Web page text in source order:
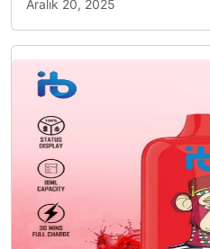
Aralık 20, 2025